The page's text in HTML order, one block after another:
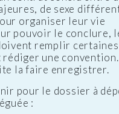
de sexe
organiser leur vie
pouvoir le conclure,
remplir certaines
une
la faire enregistrer.
pour le dossier à
: